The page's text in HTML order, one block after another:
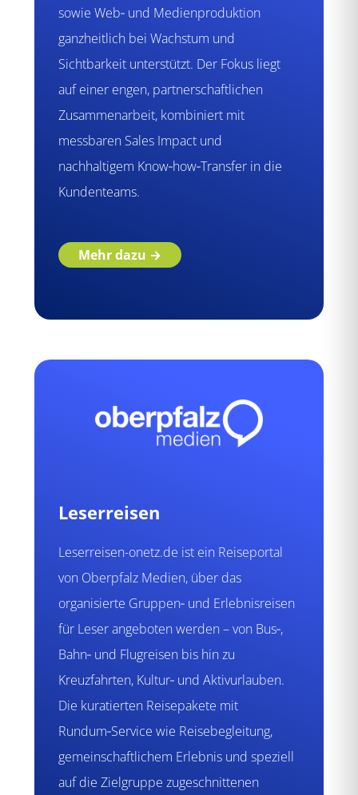
sowie Web‑ und Medienproduktion
ganzheitlich bei Wachstum und
Sichtbarkeit unterstützt. Der Fokus liegt
auf einer engen, partnerschaftlichen
Zusammenarbeit, kombiniert mit
messbaren Sales Impact und
nachhaltigem Know‑how‑Transfer in die
Kundenteams.
Mehr dazu →
Leserreisen
Leserreisen-onetz.de ist ein Reiseportal
von Oberpfalz Medien, über das
organisierte Gruppen‑ und Erlebnisreisen
für Leser angeboten werden – von Bus‑,
Bahn‑ und Flugreisen bis hin zu
Kreuzfahrten, Kultur‑ und Aktivurlauben.
Die kuratierten Reisepakete mit
Rundum‑Service wie Reisebegleitung,
gemeinschaftlichem Erlebnis und speziell
auf die Zielgruppe zugeschnittenen